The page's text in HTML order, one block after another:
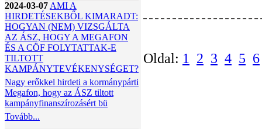
2024-03-07 AMI A
HIRDETÉSEKBŐL KIMARADT:
HOGYAN (NEM) VIZSGÁLTA
AZ ÁSZ, HOGY A MEGAFON
ÉS A CÖF FOLYTATTAK-E
TILTOTT
KAMPÁNYTEVÉKENYSÉGET?
Nagy erőkkel hirdeti a kormánypárti
Megafon, hogy az ÁSZ tiltott
kampányfinanszírozásért bü
Tovább...
Oldal: 1 2 3 4 5 6